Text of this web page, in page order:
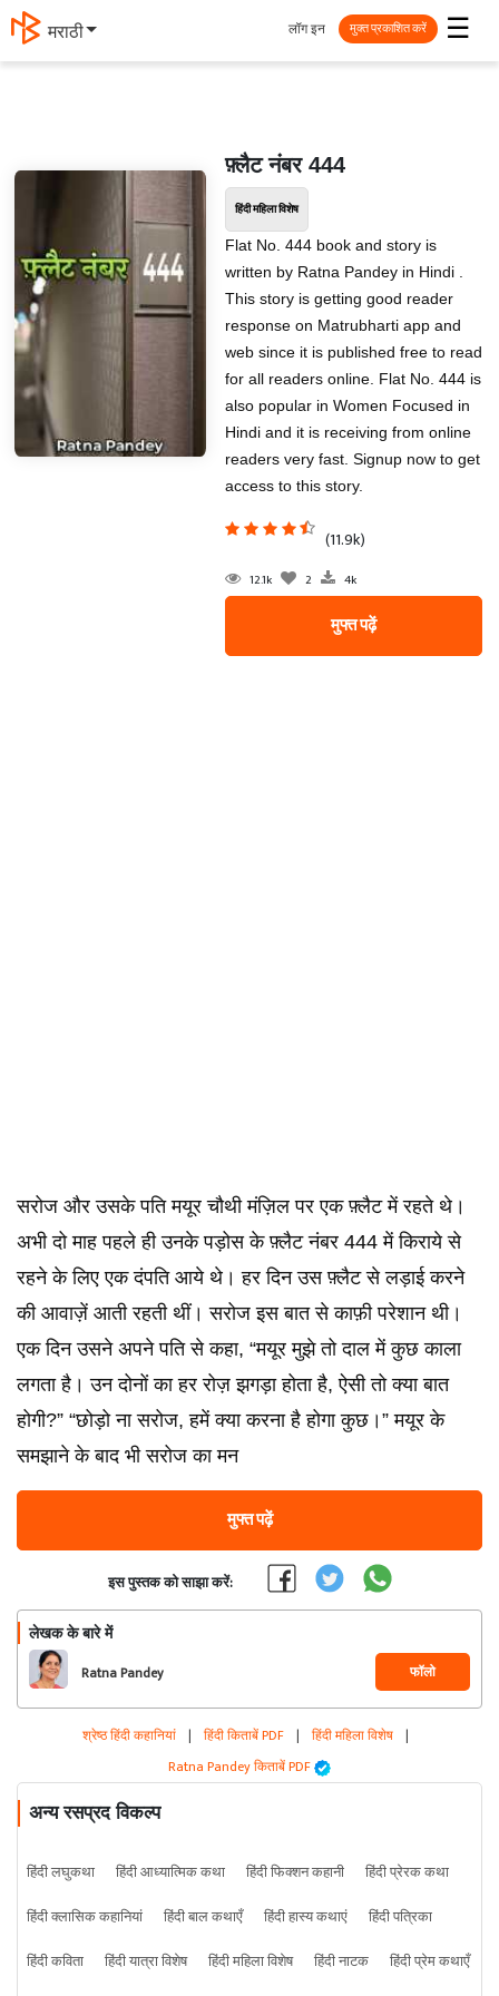
मराठी ☰
लॉग इन मुक्त प्रकाशित करें
फ़्लैट नंबर 444
हिंदी महिला विशेष
Flat No. 444 book and story is
written by Ratna Pandey in Hindi .
This story is getting good reader
response on Matrubharti app and
web since it is published free to read
for all readers online. Flat No. 444 is
also popular in Women Focused in
Hindi and it is receiving from online
readers very fast. Signup now to get
access to this story.
(11.9k)
12.1k 2 4k
मुफ्त पढ़ें
सरोज और उसके पति मयूर चौथी मंज़िल पर एक फ़्लैट में रहते थे।
अभी दो माह पहले ही उनके पड़ोस के फ़्लैट नंबर 444 में किराये से
रहने के लिए एक दंपति आये थे। हर दिन उस फ़्लैट से लड़ाई करने
की आवाज़ें आती रहती थीं। सरोज इस बात से काफ़ी परेशान थी।
एक दिन उसने अपने पति से कहा, “मयूर मुझे तो दाल में कुछ काला
लगता है। उन दोनों का हर रोज़ झगड़ा होता है, ऐसी तो क्या बात
होगी?” “छोड़ो ना सरोज, हमें क्या करना है होगा कुछ।” मयूर के
समझाने के बाद भी सरोज का मन
मुफ्त पढ़ें
इस पुस्तक को साझा करें:
लेखक के बारे में
Ratna Pandey फॉलो
श्रेष्ठ हिंदी कहानियां | हिंदी किताबें PDF | हिंदी महिला विशेष |
Ratna Pandey किताबें PDF
अन्य रसप्रद विकल्प
हिंदी लघुकथा हिंदी आध्यात्मिक कथा हिंदी फिक्शन कहानी
हिंदी प्रेरक कथा
हिंदी क्लासिक कहानियां
हिंदी बाल कथाएँ हिंदी हास्य कथाएं
हिंदी पत्रिका
हिंदी कविता
हिंदी यात्रा विशेष हिंदी महिला विशेष हिंदी नाटक
हिंदी प्रेम कथाएँ